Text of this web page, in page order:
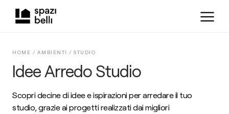
Idee Arredo Studio
HOME / AMBIENTI / STUDIO
Scopri decine di idee e ispirazioni per arredare il tuo
studio, grazie ai progetti realizzati dai migliori